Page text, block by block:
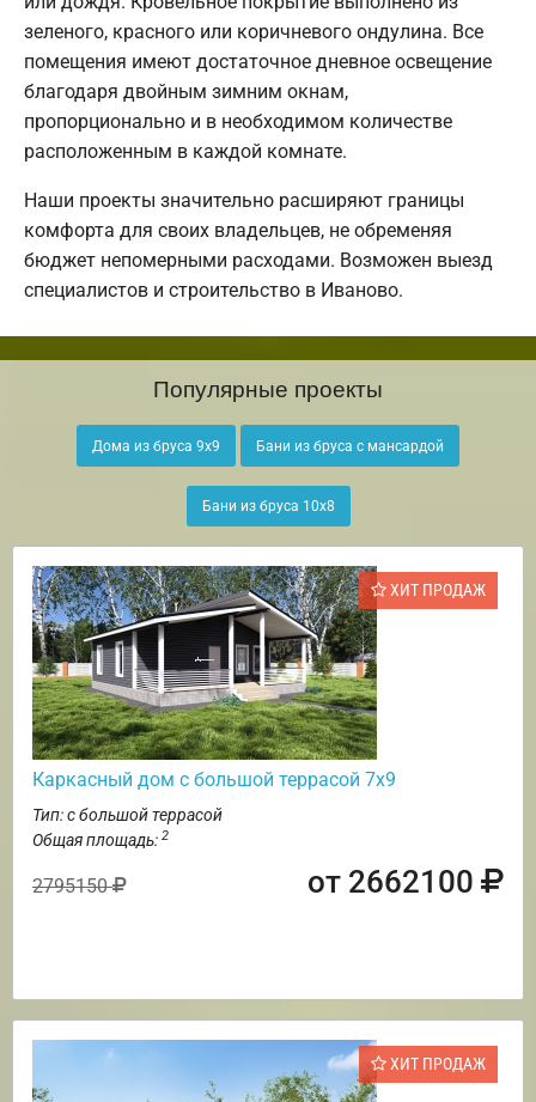
зеленого, красного или коричневого ондулина. Все
помещения имеют достаточное дневное освещение
благодаря двойным зимним окнам,
пропорционально и в необходимом количестве
расположенным в каждой комнате.
Наши проекты значительно расширяют границы
комфорта для своих владельцев, не обременяя
бюджет непомерными расходами. Возможен выезд
специалистов и строительство в Иваново.
Популярные проекты
Дома из бруса 9х9 Бани из бруса с мансардой
Бани из бруса 10х8
ХИТ ПРОДАЖ
Каркасный дом с большой террасой 7х9
Тип: с большой террасой
Общая площадь: 2
2795150 от 2662100
ХИТ ПРОДАЖ